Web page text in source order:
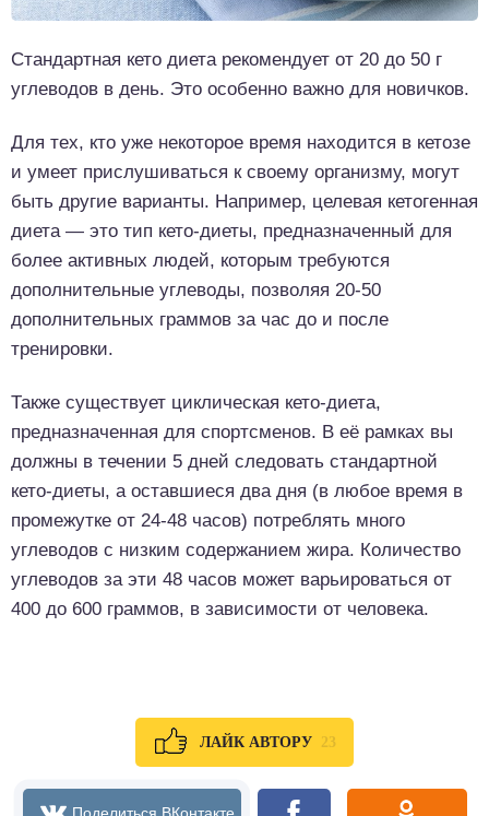
Стандартная кето диета рекомендует от 20 до 50 г
углеводов в день. Это особенно важно для новичков.
Для тех, кто уже некоторое время находится в кетозе
и умеет прислушиваться к своему организму, могут
быть другие варианты. Например, целевая кетогенная
диета — это тип кето-диеты, предназначенный для
более активных людей, которым требуются
дополнительные углеводы, позволяя 20-50
дополнительных граммов за час до и после
тренировки.
Также существует циклическая кето-диета,
предназначенная для спортсменов. В её рамках вы
должны в течении 5 дней следовать стандартной
кето-диеты, а оставшиеся два дня (в любое время в
промежутке от 24-48 часов) потреблять много
углеводов с низким содержанием жира. Количество
углеводов за эти 48 часов может варьироваться от
400 до 600 граммов, в зависимости от человека.
ЛАЙК АВТОРУ 23